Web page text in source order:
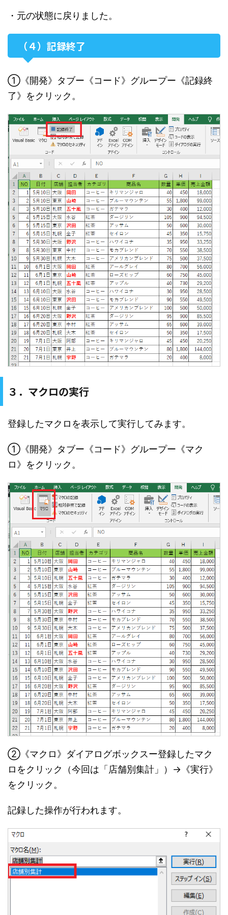
・元の状態に戻りました。
（４）記録終了
①《開発》タブー《コード》グループー《記録終
了》をクリック。
３．マクロの実行
登録したマクロを表示して実行してみます。
①《開発》タブー《コード》グループー《マク
ロ》をクリック。
②《マクロ》ダイアログボックスー登録したマク
ロをクリック（今回は「店舗別集計」）→《実行》
をクリック。
記録した操作が行われます。